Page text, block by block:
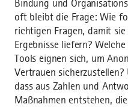
Bindung und
oft bleibt die Frage: Wie
richtigen Fragen, damit
Ergebnisse liefern?
Tools eignen sich, um
Vertrauen
dass aus Zahlen und
Maßnahmen entstehen,